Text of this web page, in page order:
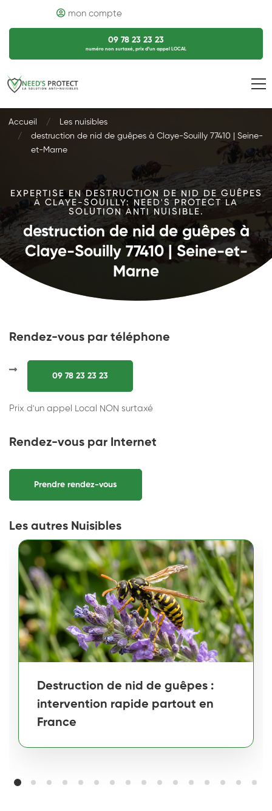
mon compte
09 78 23 23 23
numéro non surtaxé, prix d’un appel LOCAL
Accueil
Les nuisibles
destruction de nid de guêpes à Claye-Souilly 77410 | Seine-
et-Marne
EXPERTISE EN DESTRUCTION DE NID DE GUÊPES
À CLAYE-SOUILLY: NEED'S PROTECT LA
SOLUTION ANTI NUISIBLE.
destruction de nid de guêpes à
Claye-Souilly 77410 | Seine-et-
Marne
Rendez-vous par téléphone
09 78 23 23 23
Prix d'un appel Local NON surtaxé
Rendez-vous par Internet
Prendre rendez-vous
Les autres Nuisibles
Destruction de nid de guêpes :
intervention rapide partout en
France